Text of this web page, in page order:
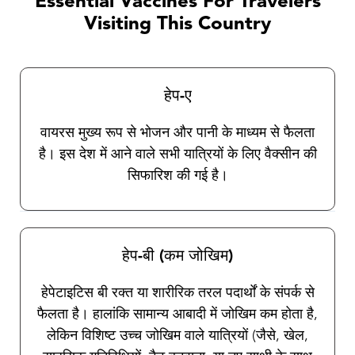
वर्तमान में इन बीमारियों के खिलाफ कोई टीका उपलब्ध नहीं
है। हमारे यात्रा स्वास्थ्य चिकित्सक आपको सामान्य सुरक्षा
Visiting This Country
हेप-ए
वायरस मुख्य रूप से भोजन और पानी के माध्यम से फैलता
है। इस देश में आने वाले सभी यात्रियों के लिए वैक्सीन की
सिफारिश की गई है।
हेप-बी (कम जोखिम)
हेपेटाइटिस बी रक्त या शारीरिक तरल पदार्थों के संपर्क से
फैलता है। हालांकि सामान्य आबादी में जोखिम कम होता है,
लेकिन विशिष्ट उच्च जोखिम वाले यात्रियों (जैसे, खेल,